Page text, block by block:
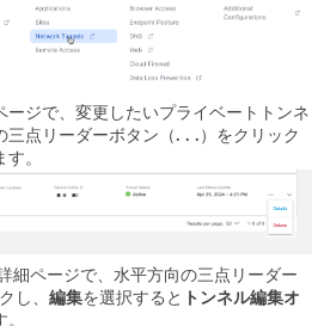
ージで、変更したいプライベートトンネ
三点リーダーボタン（. . .）をクリック
。
細ページで、水平方向の三点リーダー
し、 編集を選択すると トンネル編集オ